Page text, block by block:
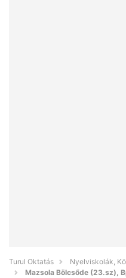
Turul Oktatás
Nyelviskolák,
Mazsola Bölcsőde (23.sz),